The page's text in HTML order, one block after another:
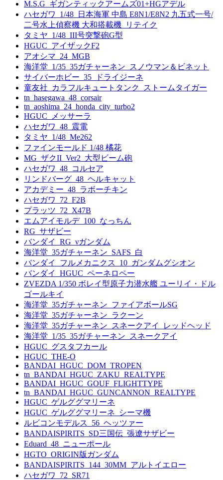
M.S.G_ギガンティックアームズ01+HGアデル
ハセガワ_1/48_日本海軍 中島 E8N1/E8N2 九五式一号/
二号水上偵察機 大和搭載機_リテイク
タミヤ_1/48_III号突撃砲G型
HGUC_アイザックF2
アオシマ_24_MGB
海洋堂_1/35_35ガチャーネン_スノウマン＆ビネット
サイバーホビー_35_ドライジーネ
童友社_カラフルキュートタンク_ストームタイガー
tn_hasegawa_48_corsair
tn_aoshima_24_honda_city_turbo2
HGUC_メッサーラ
ハセガワ_48_震電
タミヤ_1/48_Me262
ファインモールド 1/48 橘花
MG_ザクII_Ver2_大型ビーム砲
ハセガワ_48_コルセア
リンドバーグ_48_ヘルキャット
アカデミー_48_ラボーチキン
ハセガワ_72_F2B
プラッツ_72_X47B
エムアイモルデ_100_なっちん
RG_サザビー
バンダイ_RG_νガンダム
海洋堂_35ガチャーネン_SAFS_白
バンダイ_フルメカニクス_10_ガンダムグシオン
バンダイ_HGUC_ペーネロペー
ZVEZDA 1/350 ボレイ型原子力潜水艦 ユーリイ・ドル
ゴールキイ
海洋堂_35ガチャーネン_ファイアボールSG
海洋堂_35ガチャーネン_ラクーン
海洋堂_35ガチャーネン_スネークアイ_レッドヘッド
海洋堂_1/35_35ガチャーネン_スネークアイ
HGUC_グスタフカール
HGUC_THE-O
BANDAI_HGUC_DOM_TROPEN
tn_BANDAI_HGUC_ZAKU_REALTYPE
BANDAI_HGUC_GOUF_FLIGHTTYPE
tn_BANDAI_HGUC_GUNCANNON_REALTYPE
HGUC_ゲルググマリーネ
HGUC_ゲルググマリーネ_シーマ機
ルビコンモデルス_56_ヘッツァー
BANDAISPIRITS_SD三国伝_張遼サザビー
Eduard_48_ニューポール
HGTO_ORIGIN版ガンダム
BANDAISPIRITS_144_30MM_アルトイエロー
ハセガワ_72_SR71